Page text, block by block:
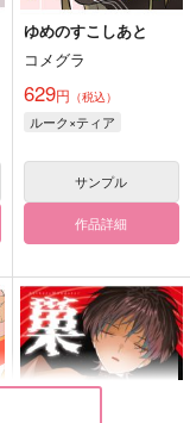
ゆめのすこしあと
コメグラ
629円 （税込）
ルーク×ティア
サンプル
作品詳細